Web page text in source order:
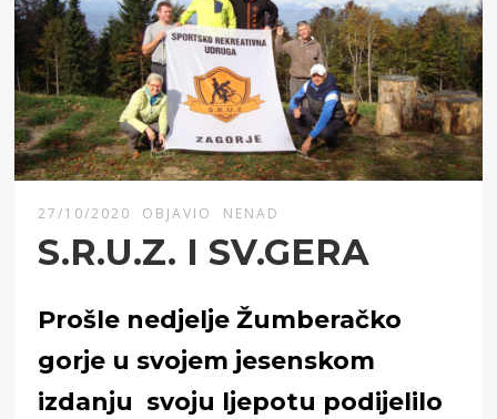
27/10/2020 OBJAVIO NENAD
S.R.U.Z. I SV.GERA
Prošle nedjelje Žumberačko
gorje u svojem jesenskom
izdanju svoju ljepotu podijelilo